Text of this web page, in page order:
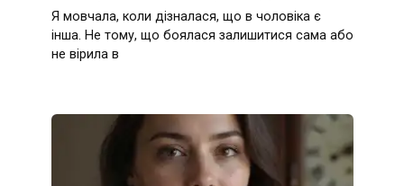
Я мовчала, коли дізналася, що в чоловіка є
інша. Не тому, що боялася залишитися сама або
не вірила в